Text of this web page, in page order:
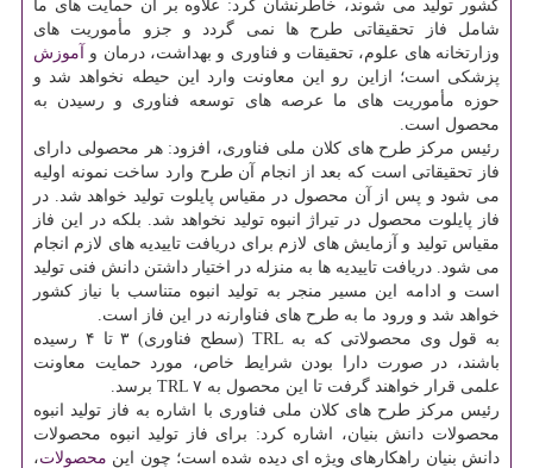
کشور تولید می شوند، خاطرنشان کرد: علاوه بر آن حمایت های ما
شامل فاز تحقیقاتی طرح ها نمی گردد و جزو مأموریت های
وزارتخانه های علوم، تحقیقات و فناوری و بهداشت، درمان و
آموزش
پزشکی است؛ ازاین رو این معاونت وارد این حیطه نخواهد شد و
حوزه مأموریت های ما عرصه های توسعه فناوری و رسیدن به
محصول است.
رئیس مرکز طرح های کلان ملی فناوری، افزود: هر محصولی دارای
فاز تحقیقاتی است که بعد از انجام آن طرح وارد ساخت نمونه اولیه
می شود و پس از آن محصول در مقیاس پایلوت تولید خواهد شد. در
فاز پایلوت محصول در تیراژ انبوه تولید نخواهد شد. بلکه در این فاز
مقیاس تولید و آزمایش های لازم برای دریافت تاییدیه های لازم انجام
می شود. دریافت تاییدیه ها به منزله در اختیار داشتن دانش فنی تولید
است و ادامه این مسیر منجر به تولید انبوه متناسب با نیاز کشور
خواهد شد و ورود ما به طرح های فناوارنه در این فاز است.
به قول وی محصولاتی که به TRL (سطح فناوری) ۳ تا ۴ رسیده
باشند، در صورت دارا بودن شرایط خاص، مورد حمایت معاونت
علمی قرار خواهند گرفت تا این محصول به TRL ۷ برسد.
رئیس مرکز طرح های کلان ملی فناوری با اشاره به فاز تولید انبوه
محصولات دانش بنیان، اشاره کرد: برای فاز تولید انبوه محصولات
دانش بنیان راهکارهای ویژه ای دیده شده است؛ چون این محصولات،